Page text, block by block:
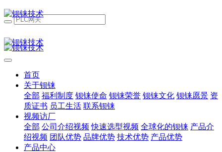
首页
关于钡铼
全部 福利制度 钡铼使命 钡铼荣誉 钡铼文化 钡铼愿景 资
质证书 员工生活 联系钡铼
视频访厂
全部 公司介绍视频 快速选型视频 全球化的钡铼 产品介
绍视频 团队优势 品牌优势 技术优势 产品优势
产品中心